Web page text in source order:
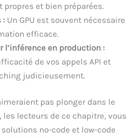
propres et bien préparées.
: Un GPU est souvent nécessaire
efficace.
l’inférence en production :
de vos appels API et
judicieusement.
pas plonger dans le
les lecteurs de ce chapitre, vous
no-code et low-code